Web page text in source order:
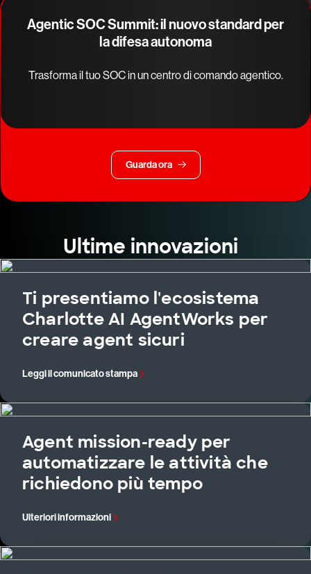
Agentic SOC Summit: il nuovo standard per
la difesa autonoma
Trasforma il tuo SOC in un centro di comando agentico.
Guarda ora
Ultime innovazioni
Ti presentiamo l'ecosistema
Charlotte AI AgentWorks per
creare agent sicuri
Leggi il comunicato stampa
Agent mission-ready per
automatizzare le attività che
richiedono più tempo
Ulteriori informazioni